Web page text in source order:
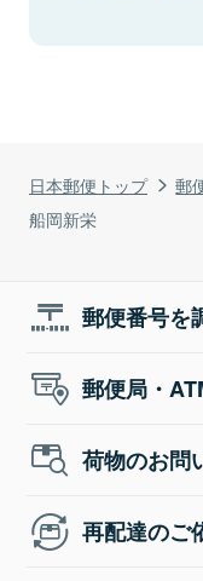
日本郵便トップ 郵
船岡新栄
郵便番号を
郵便局・
荷物のお問
再配達のご